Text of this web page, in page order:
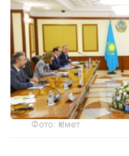
Фото: Үкімет